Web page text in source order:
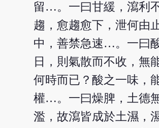
留…。一曰甘緩，瀉利
趨，愈趨愈下，泄何由
中，善禁急速…。一曰
日，則氣散而不收，無
何時而已？酸之一味，
權…。一曰燥脾，土德
濫，故瀉皆成於土濕，